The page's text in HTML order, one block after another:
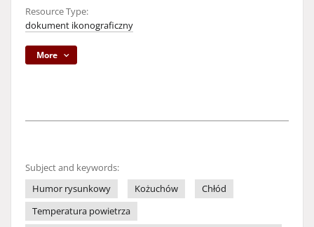
Resource Type:
dokument ikonograficzny
More
Subject and keywords:
Humor rysunkowy
Kożuchów
Chłód
Temperatura powietrza